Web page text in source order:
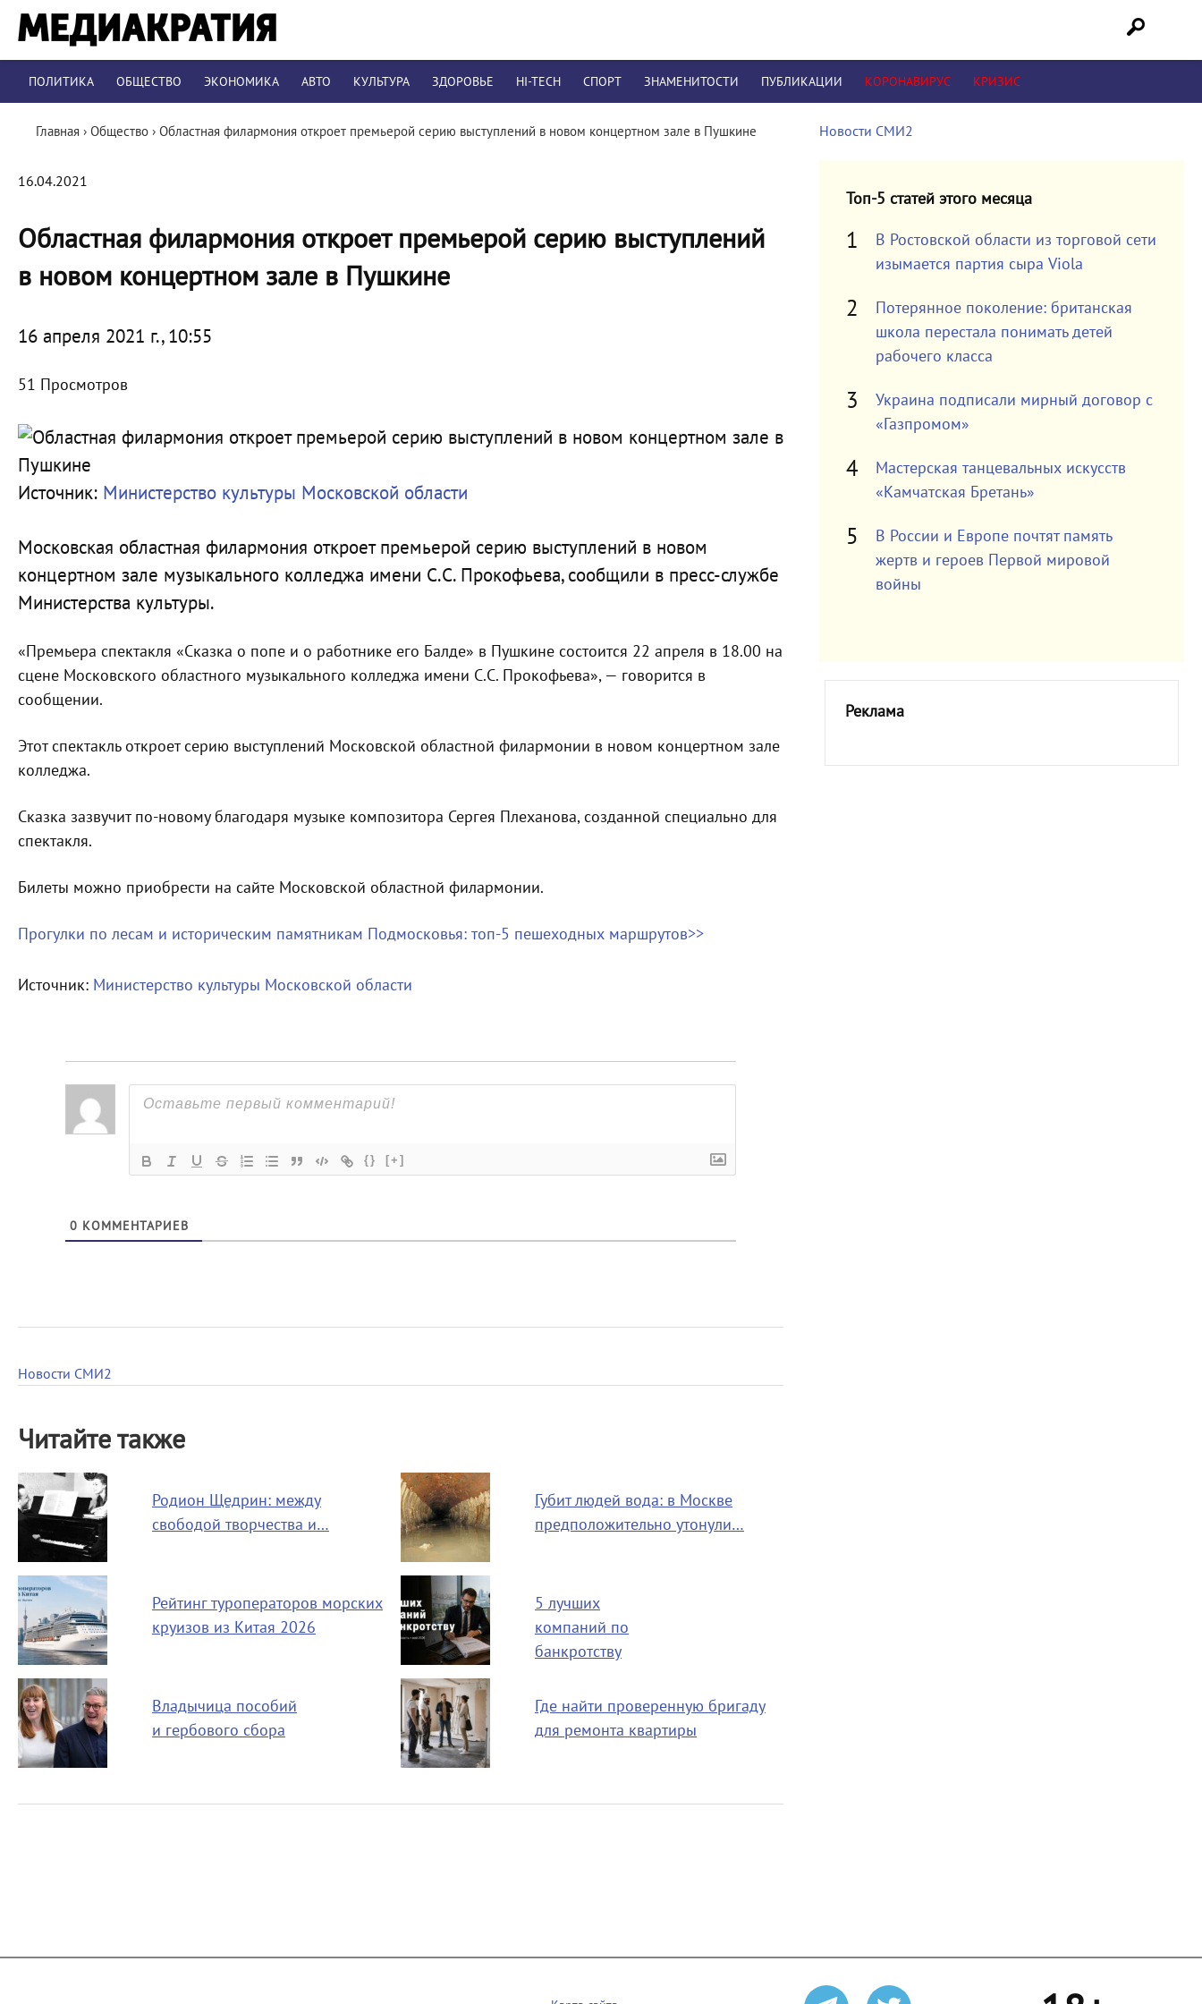
ПОЛИТИКА ОБЩЕСТВО ЭКОНОМИКА АВТО КУЛЬТУРА ЗДОРОВЬЕ HI-TECH СПОРТ ЗНАМЕНИТОСТИ ПУБЛИКАЦИИ КОРОНАВИРУС КРИЗИС
Главная › Общество › Областная филармония откроет премьерой серию выступлений в новом концертном зале в Пушкине
16.04.2021
Областная филармония откроет премьерой серию выступлений
в новом концертном зале в Пушкине
16 апреля 2021 г., 10:55
51 Просмотров
Источник: Министерство культуры Московской области
Московская областная филармония откроет премьерой серию выступлений в новом
концертном зале музыкального колледжа имени С.С. Прокофьева, сообщили в пресс-службе
Министерства культуры.
«Премьера спектакля «Сказка о попе и о работнике его Балде» в Пушкине состоится 22 апреля в 18.00 на
сцене Московского областного музыкального колледжа имени С.С. Прокофьева», — говорится в
сообщении.
Этот спектакль откроет серию выступлений Московской областной филармонии в новом концертном зале
колледжа.
Сказка зазвучит по-новому благодаря музыке композитора Сергея Плеханова, созданной специально для
спектакля.
Билеты можно приобрести на сайте Московской областной филармонии.
Прогулки по лесам и историческим памятникам Подмосковья: топ-5 пешеходных маршрутов>>
Источник: Министерство культуры Московской области
{} [+]
0 КОММЕНТАРИЕВ
Новости СМИ2
Читайте также
Родион Щедрин: между
свободой творчества и…
Губит людей вода: в Москве
предположительно утонули…
Рейтинг туроператоров морских
круизов из Китая 2026
5 лучших
компаний по
банкротству
Владычица пособий
и гербового сбора
Где найти проверенную бригаду
для ремонта квартиры
Новости СМИ2
Топ-5 статей этого месяца
В Ростовской области из торговой сети
изымается партия сыра Viola
Потерянное поколение: британская
школа перестала понимать детей
рабочего класса
Украина подписали мирный договор с
«Газпромом»
Мастерская танцевальных искусств
«Камчатская Бретань»
В России и Европе почтят память
жертв и героев Первой мировой
войны
Реклама